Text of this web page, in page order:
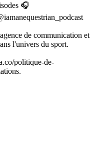
🎧
de communication et
l'univers du sport.
politique-de-